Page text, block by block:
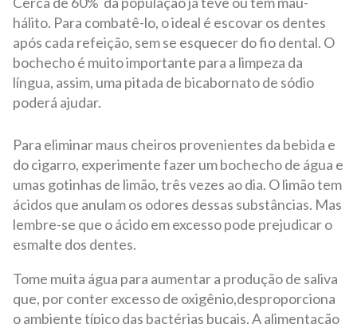
hálito. Para combatê-lo, o ideal é escovar os dentes
após cada refeição, sem se esquecer do fio dental. O
bochecho é muito importante para a limpeza da
língua, assim, uma pitada de bicabornato de sódio
poderá ajudar.
Para eliminar maus cheiros provenientes da bebida e
do cigarro, experimente fazer um bochecho de água e
umas gotinhas de limão, três vezes ao dia. O limão tem
ácidos que anulam os odores dessas substâncias. Mas
lembre-se que o ácido em excesso pode prejudicar o
esmalte dos dentes.
Tome muita água para aumentar a produção de saliva
que, por conter excesso de oxigênio,desproporciona
o ambiente típico das bactérias bucais. A alimentação